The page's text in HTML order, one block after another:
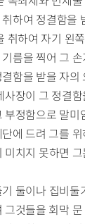
하여 정결함을
취하여 자기 왼
름을 찍어 그
함을 받을 자
장이 그 정결
정함으로 말
에 드려 그를
치지 못하면
둘이나 집비
것들을 회막